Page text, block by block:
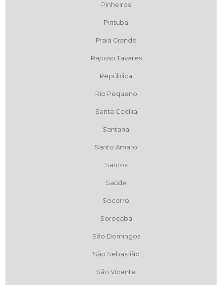
Pinheiros
Pirituba
Praia Grande
Raposo Tavares
República
Rio Pequeno
Santa Cecília
Santana
Santo Amaro
Santos
Saúde
Socorro
Sorocaba
São Domingos
São Sebastião
São Vicente